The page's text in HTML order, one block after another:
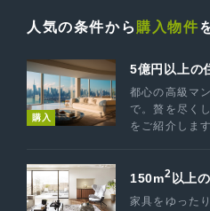
人気の条件から 購入物件
購入
5億円以上の
都心の高級マ
で。贅を尽く
をご紹介します
150m2 以上
家具をゆった